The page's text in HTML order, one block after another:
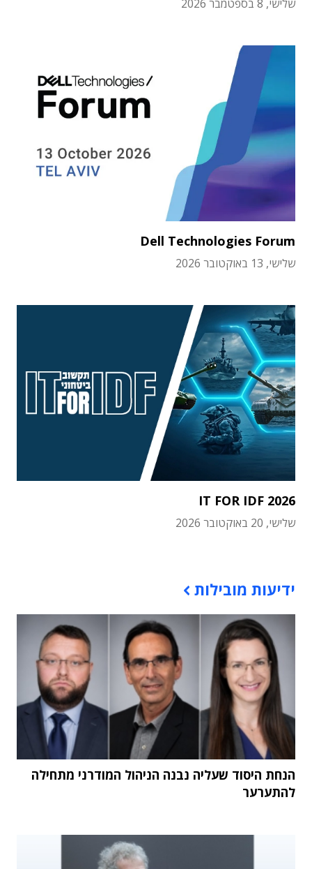
שלישי, 8 בספטמבר 2026
Dell Technologies Forum
שלישי, 13 באוקטובר 2026
IT FOR IDF 2026
שלישי, 20 באוקטובר 2026
ידיעות מובילות
הנחת היסוד שעליה נבנה הניהול המודרני מתחילה
להתערער